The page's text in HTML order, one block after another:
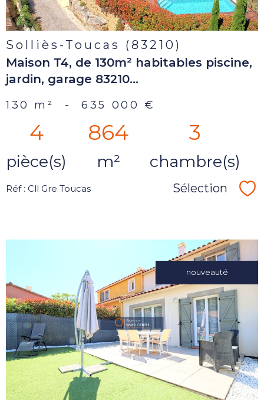
Solliès-Toucas (83210)
Maison T4, de 130m² habitables piscine,
jardin, garage 83210...
130 m² - 635 000 €
4
pièce(s)
864
m²
3
chambre(s)
Réf : Cll Gre Toucas Sélection
nouveauté
voir le
bien